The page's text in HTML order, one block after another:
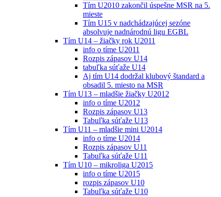
Tím U2010 zakončil úspešne MSR na 5.
mieste
Tím U15 v nadchádzajúcej sezóne
absolvuje nadnárodnú ligu EGBL
Tím U14 – žiačky rok U2011
info o tíme U2011
Rozpis zápasov U14
tabuľka súťaže U14
Aj tím U14 dodržal klubový štandard a
obsadil 5. miesto na MSR
Tím U13 – mladšie žiačky U2012
info o tíme U2012
Rozpis zápasov U13
Tabuľka súťaže U13
Tím U11 – mladšie mini U2014
info o tíme U2014
Rozpis zápasov U11
Tabuľka súťaže U11
Tím U10 – mikroliga U2015
info o tíme U2015
rozpis zápasov U10
Tabuľka súťaže U10